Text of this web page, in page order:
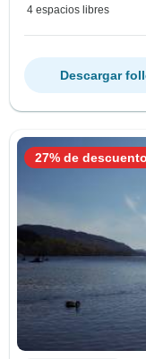
4 espacios libres
Descargar
27% de descuento